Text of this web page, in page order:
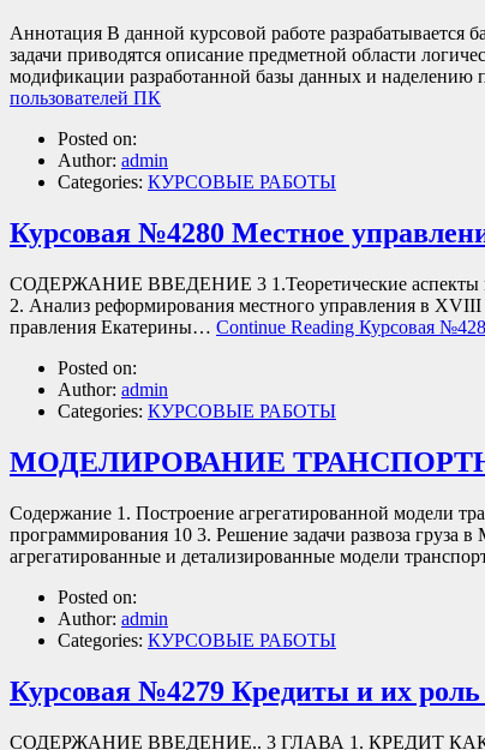
Аннотация В данной курсовой работе разрабатывается
задачи приводятся описание предметной области
модификации разработанной базы данных и наделению
пользователей ПК
Posted on:
Author: admin
Categories: КУРСОВЫЕ РАБОТЫ
Курсовая №4280 Местное
СОДЕРЖАНИЕ ВВЕДЕНИЕ 3 1.Теоретические аспекты
2. Анализ реформирования местного управления в XVIII
правления Екатерины… Continue Reading Курсовая
Posted on:
Author: admin
Categories: КУРСОВЫЕ РАБОТЫ
МОДЕЛИРОВАНИЕ
Содержание 1. Построение агрегатированной модели
программирования 10 3. Решение задачи развоза
агрегатированные и детализированные модели
Posted on:
Author: admin
Categories: КУРСОВЫЕ РАБОТЫ
Курсовая №4279 Кредиты и их роль
СОДЕРЖАНИЕ ВВЕДЕНИЕ.. 3 ГЛАВА 1. КРЕДИТ КАК